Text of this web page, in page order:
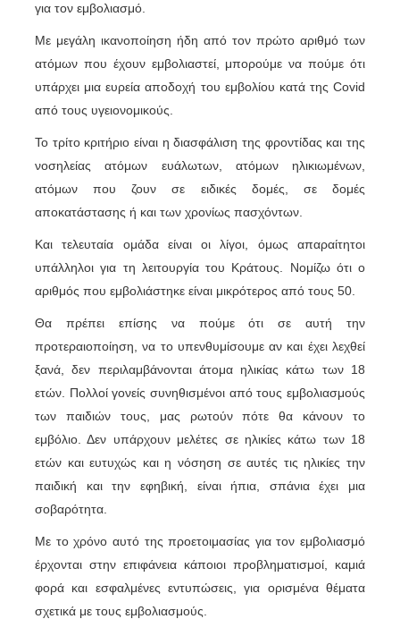
για τον εμβολιασμό.
Με μεγάλη ικανοποίηση ήδη από τον πρώτο αριθμό των
ατόμων που έχουν εμβολιαστεί, μπορούμε να πούμε ότι
υπάρχει μια ευρεία αποδοχή του εμβολίου κατά της Covid
από τους υγειονομικούς.
Το τρίτο κριτήριο είναι η διασφάλιση της φροντίδας και της
νοσηλείας ατόμων ευάλωτων, ατόμων ηλικιωμένων,
ατόμων που ζουν σε ειδικές δομές, σε δομές
αποκατάστασης ή και των χρονίως πασχόντων.
Και τελευταία ομάδα είναι οι λίγοι, όμως απαραίτητοι
υπάλληλοι για τη λειτουργία του Κράτους. Νομίζω ότι ο
αριθμός που εμβολιάστηκε είναι μικρότερος από τους 50.
Θα πρέπει επίσης να πούμε ότι σε αυτή την
προτεραιοποίηση, να το υπενθυμίσουμε αν και έχει λεχθεί
ξανά, δεν περιλαμβάνονται άτομα ηλικίας κάτω των 18
ετών. Πολλοί γονείς συνηθισμένοι από τους εμβολιασμούς
των παιδιών τους, μας ρωτούν πότε θα κάνουν το
εμβόλιο. Δεν υπάρχουν μελέτες σε ηλικίες κάτω των 18
ετών και ευτυχώς και η νόσηση σε αυτές τις ηλικίες την
παιδική και την εφηβική, είναι ήπια, σπάνια έχει μια
σοβαρότητα.
Με το χρόνο αυτό της προετοιμασίας για τον εμβολιασμό
έρχονται στην επιφάνεια κάποιοι προβληματισμοί, καμιά
φορά και εσφαλμένες εντυπώσεις, για ορισμένα θέματα
σχετικά με τους εμβολιασμούς.